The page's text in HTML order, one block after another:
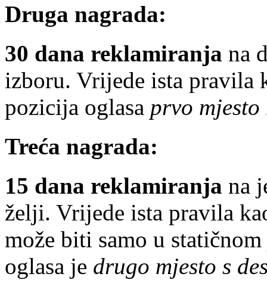
Druga nagrada:
30 dana reklamiranja na
izboru. Vrijede ista pravila
pozicija oglasa prvo mjesto
Treća nagrada:
15 dana reklamiranja na
želji. Vrijede ista pravila
može biti samo u
oglasa je drugo mjesto s